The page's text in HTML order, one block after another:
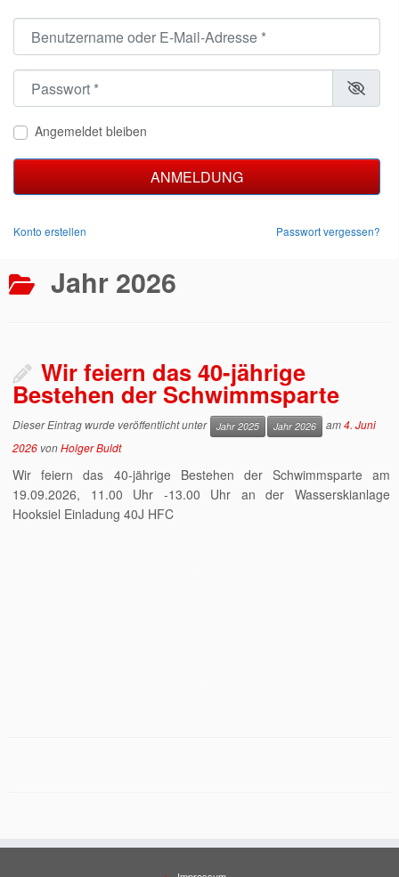
Angemeldet bleiben
ANMELDUNG
Konto erstellen Passwort vergessen?
Jahr 2026
Wir feiern das 40-jährige
Bestehen der Schwimmsparte
Dieser Eintrag wurde veröffentlicht unter Jahr 2025 Jahr 2026 am4. Juni
2026 vonHolger Buldt
Wir feiern das 40-jährige Bestehen der Schwimmsparte am
19.09.2026, 11.00 Uhr -13.00 Uhr an der Wasserskianlage
Hooksiel Einladung 40J HFC